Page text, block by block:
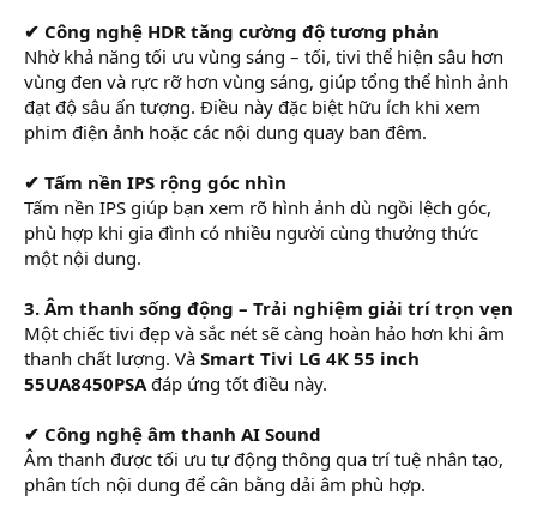
✔ Công nghệ HDR tăng cường độ tương phản
Nhờ khả năng tối ưu vùng sáng – tối, tivi thể hiện sâu hơn
vùng đen và rực rỡ hơn vùng sáng, giúp tổng thể hình ảnh
đạt độ sâu ấn tượng. Điều này đặc biệt hữu ích khi xem
phim điện ảnh hoặc các nội dung quay ban đêm.
✔ Tấm nền IPS rộng góc nhìn
Tấm nền IPS giúp bạn xem rõ hình ảnh dù ngồi lệch góc,
phù hợp khi gia đình có nhiều người cùng thưởng thức
một nội dung.
3. Âm thanh sống động – Trải nghiệm giải trí trọn vẹn
Một chiếc tivi đẹp và sắc nét sẽ càng hoàn hảo hơn khi âm
thanh chất lượng. Và Smart Tivi LG 4K 55 inch
55UA8450PSA đáp ứng tốt điều này.
✔ Công nghệ âm thanh AI Sound
Âm thanh được tối ưu tự động thông qua trí tuệ nhân tạo,
phân tích nội dung để cân bằng dải âm phù hợp.